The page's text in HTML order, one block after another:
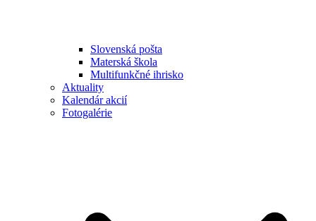
Slovenská pošta
Materská škola
Multifunkčné ihrisko
Aktuality
Kalendár akcií
Fotogalérie